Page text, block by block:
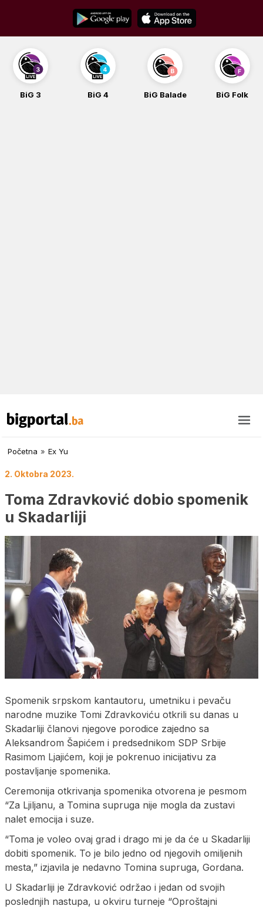
content
BiG 3 BiG 4 BiG Balade BiG Folk
Početna » Ex Yu
2. Oktobra 2023.
Toma Zdravković dobio spomenik
u Skadarliji
Spomenik srpskom kantautoru, umetniku i pevaču
narodne muzike Tomi Zdravkoviću otkrili su danas u
Skadarliji članovi njegove porodice zajedno sa
Aleksandrom Šapićem i predsednikom SDP Srbije
Rasimom Ljajićem, koji je pokrenuo inicijativu za
postavljanje spomenika.
Ceremonija otkrivanja spomenika otvorena je pesmom
“Za Ljiljanu, a Tomina supruga nije mogla da zustavi
nalet emocija i suze.
“Toma je voleo ovaj grad i drago mi je da će u Skadarliji
dobiti spomenik. To je bilo jedno od njegovih omiljenih
mesta,” izjavila je nedavno Tomina supruga, Gordana.
U Skadarliji je Zdravković održao i jedan od svojih
poslednjih nastupa, u okviru turneje “Oproštajni